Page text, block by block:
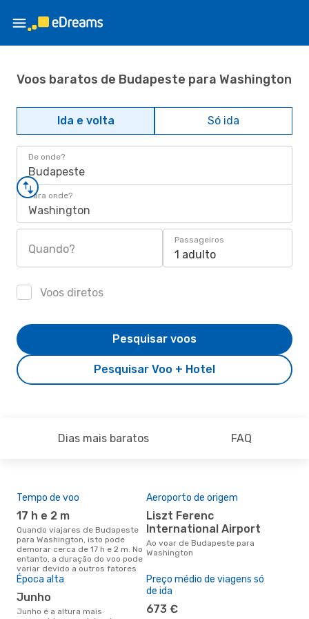
Voos baratos de Budapeste para Washington
Ida e volta Só ida
De onde?
Budapeste
Para onde?
Washington
Quando?
Passageiros
1 adulto
Voos diretos
Pesquisar Voo + Hotel
Pesquisar voos
Dias mais baratos FAQ
Tempo de voo
17 h e 2 m
Quando viajares de Budapeste
para Washington, isto pode
demorar cerca de 17 h e 2 m. No
entanto, a duração do voo pode
variar devido a outros fatores
Aeroporto de origem
Liszt Ferenc
International Airport
Ao voar de Budapeste para
Washington
Época alta
junho
junho é a altura mais
Preço médio de viagens só
de ida
673 €